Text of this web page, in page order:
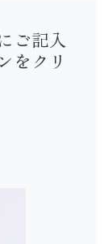
ご記入
をクリ